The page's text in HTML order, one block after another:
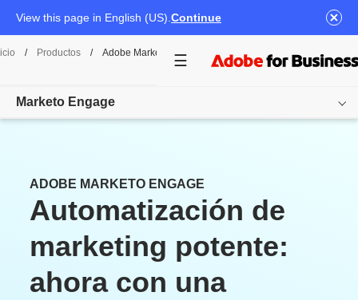
View this page in English (US). Continue
/ Productos / Adobe Marketo Engage
Marketo Engage
Funciones
Casos de uso
Precios
Recursos
ADOBE MARKETO ENGAGE
Automatización de
marketing potente:
ahora con una